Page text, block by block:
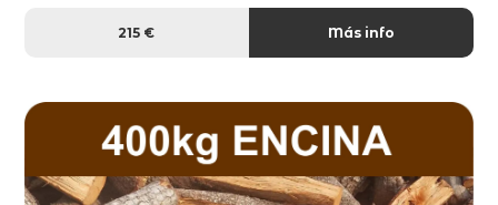
215 € Más info